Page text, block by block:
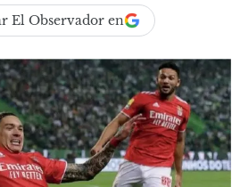
El Observador en